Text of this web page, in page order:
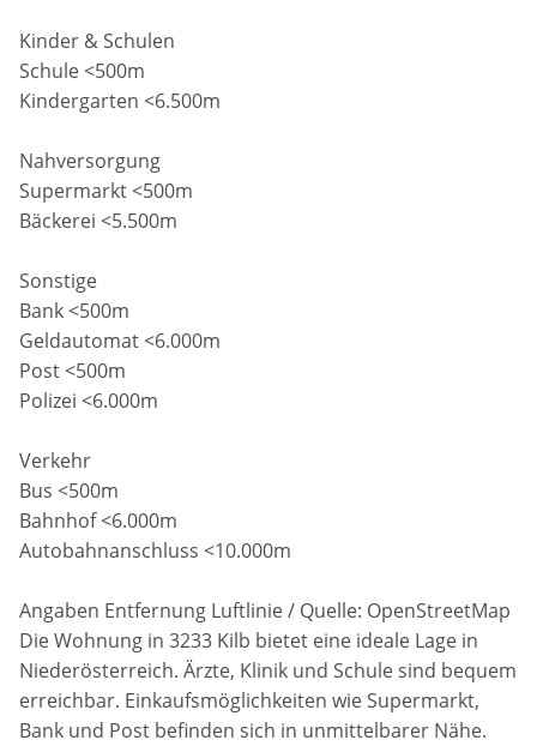
Kinder & Schulen
Schule <500m
Kindergarten <6.500m
Nahversorgung
Supermarkt <500m
Bäckerei <5.500m
Sonstige
Bank <500m
Geldautomat <6.000m
Post <500m
Polizei <6.000m
Verkehr
Bus <500m
Bahnhof <6.000m
Autobahnanschluss <10.000m
Angaben Entfernung Luftlinie / Quelle: OpenStreetMap
Die Wohnung in 3233 Kilb bietet eine ideale Lage in
Niederösterreich. Ärzte, Klinik und Schule sind bequem
erreichbar. Einkaufsmöglichkeiten wie Supermarkt,
Bank und Post befinden sich in unmittelbarer Nähe.